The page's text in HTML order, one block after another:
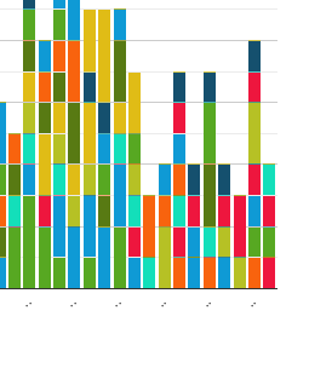
.. .. .. .. .. ..